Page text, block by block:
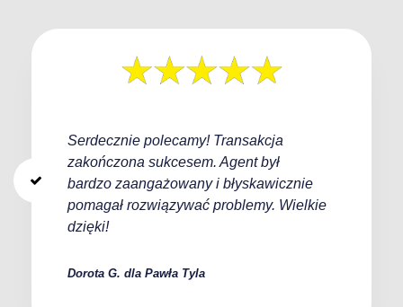
Serdecznie polecamy! Transakcja
zakończona sukcesem. Agent był
bardzo zaangażowany i błyskawicznie
pomagał rozwiązywać problemy. Wielkie
dzięki!
Dorota G. dla Pawła Tyla